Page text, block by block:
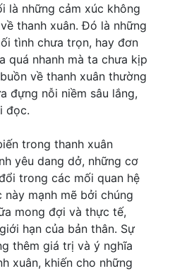
là những cảm xúc không
thanh xuân. Đó là những
tình chưa trọn, hay đơn
quá nhanh mà ta chưa kịp
về thanh xuân thường
đựng nỗi niềm sâu lắng,
đọc.
trong thanh xuân
yêu dang dở, những cơ
trong các mối quan hệ
mạnh mẽ bởi chúng
mong đợi và thực tế,
hạn của bản thân. Sự
thêm giá trị và ý nghĩa
xuân, khiến cho những